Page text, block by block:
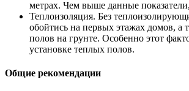
метрах. Чем выше данные
Теплоизоляция. Без
обойтись на первых этажах домов, а
полов на грунте. Особенно этот
установке теплых полов.
Общие рекомендации